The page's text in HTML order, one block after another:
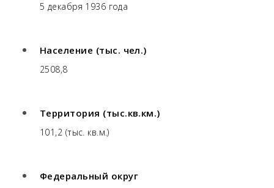
5 декабря 1936 года
Население (тыс. чел.)
2508,8
Территория (тыс.кв.км.)
101,2 (тыс. кв.м.)
Федеральный округ